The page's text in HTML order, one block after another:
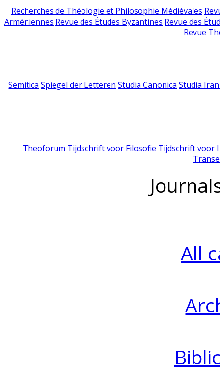
Recherches de Théologie et Philosophie Médiévales
Arméniennes Revue des Études Byzantines Revue des
Revue
Semitica Spiegel der Letteren Studia Canonica Studia
Theoforum Tijdschrift voor Filosofie Tijdschrift voor
All